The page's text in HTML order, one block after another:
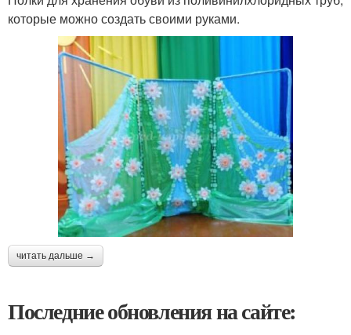
которые можно создать своими руками.
читать дальше →
Последние обновления на сайте: